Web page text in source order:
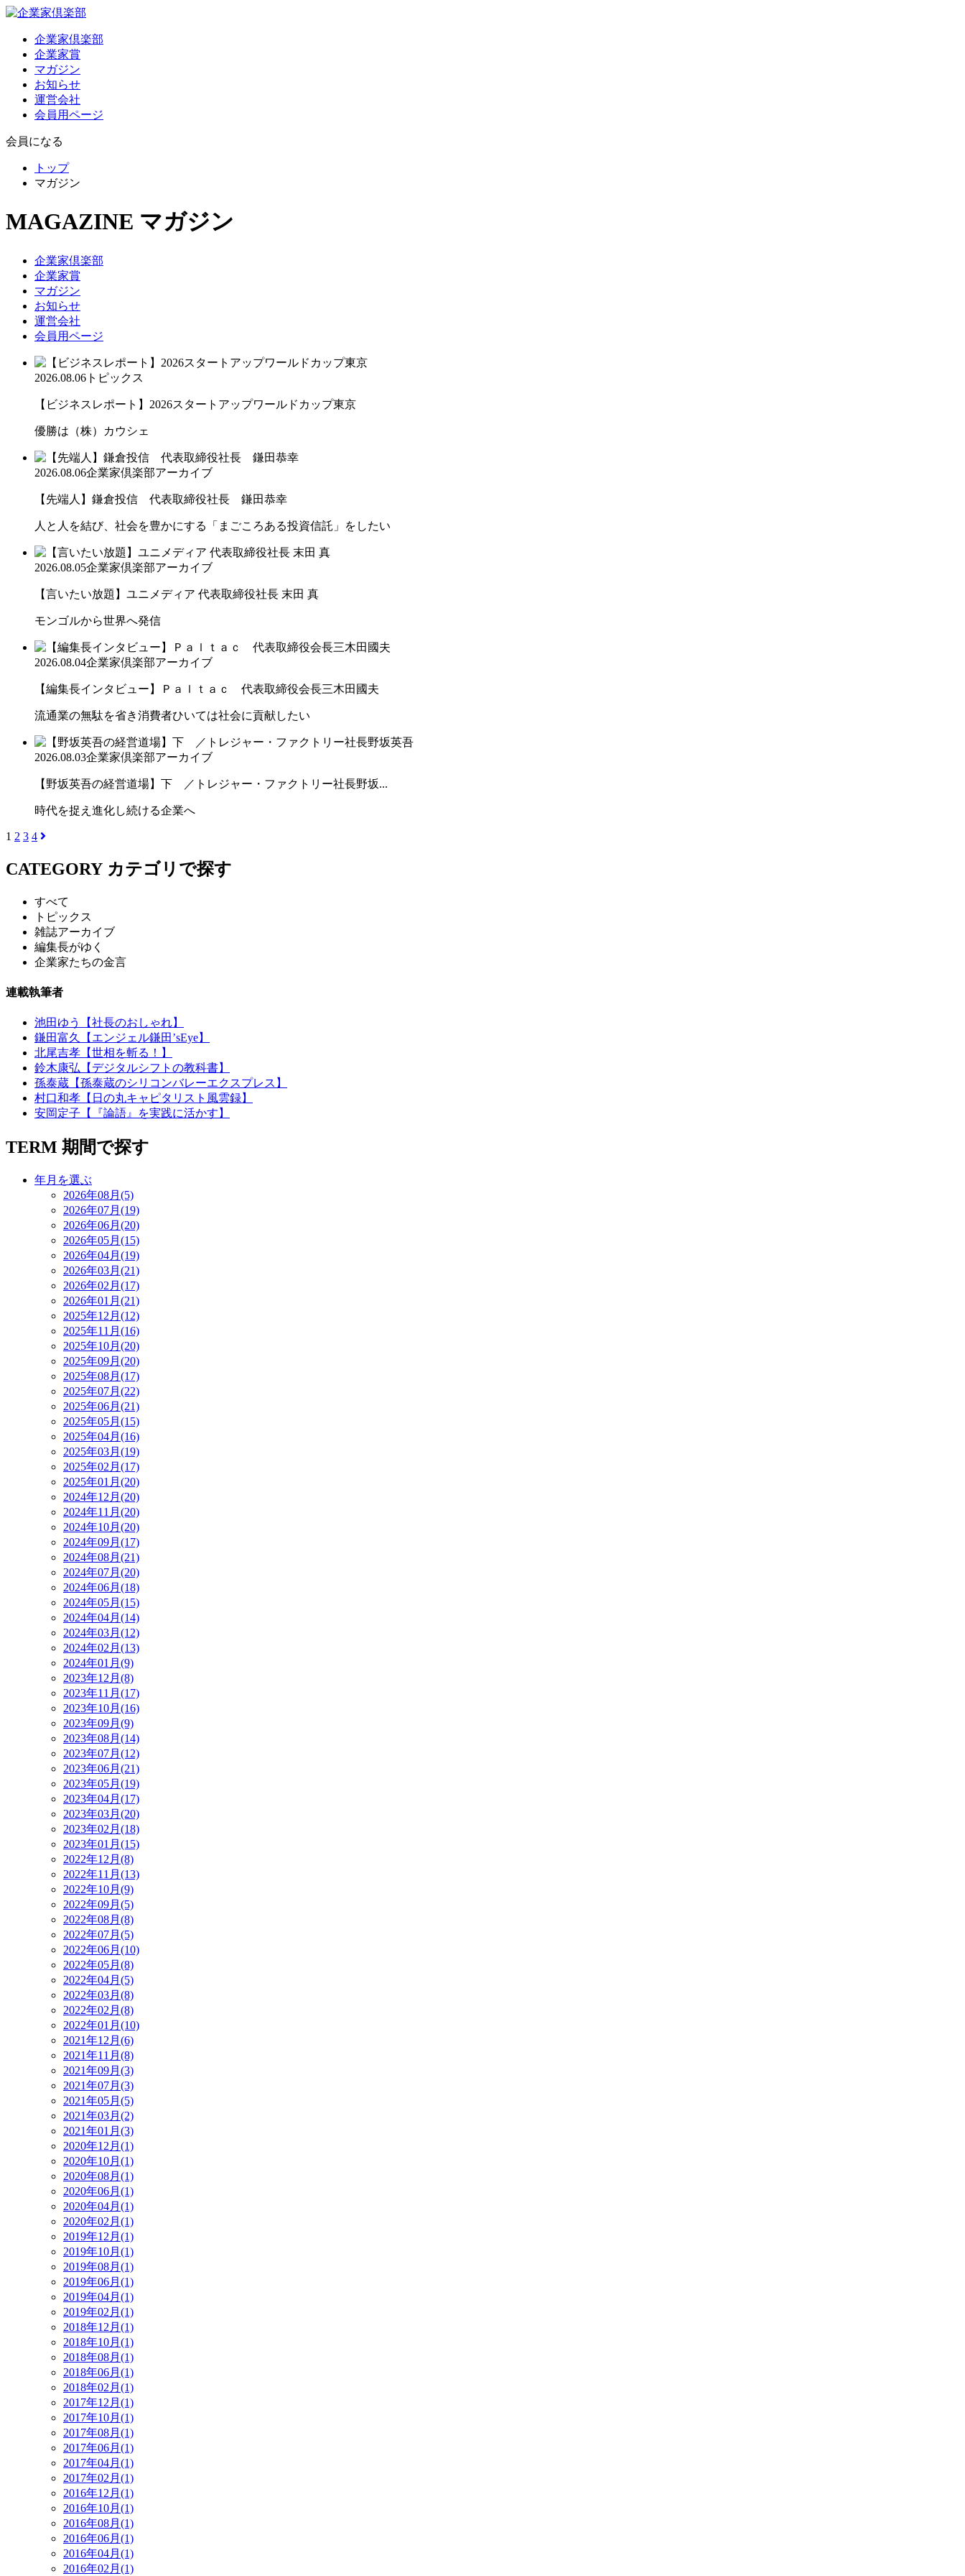
企業家倶楽部
企業家賞
マガジン
お知らせ
運営会社
会員用ページ
会員になる
トップ
マガジン
MAGAZINE マガジン
企業家倶楽部
企業家賞
マガジン
お知らせ
運営会社
会員用ページ
2026.08.06 トピックス
【ビジネスレポート】2026スタートアップワールドカップ東京
優勝は（株）カウシェ
2026.08.06企業家倶楽部アーカイブ
【先端人】鎌倉投信 代表取締役社長 鎌田恭幸
人と人を結び、社会を豊かにする「まごころある投資信託」をしたい
2026.08.05企業家倶楽部アーカイブ
【言いたい放題】ユニメディア 代表取締役社長 末田 真
モンゴルから世界へ発信
2026.08.04企業家倶楽部アーカイブ
【編集長インタビュー】Ｐａｌｔａｃ 代表取締役会長三木田國夫
流通業の無駄を省き消費者ひいては社会に貢献したい
2026.08.03企業家倶楽部アーカイブ
【野坂英吾の経営道場】下 ／トレジャー・ファクトリー社長野坂...
時代を捉え進化し続ける企業へ
1 2 3 4
CATEGORY カテゴリで探す
すべて
トピックス
雑誌アーカイブ
編集長がゆく
企業家たちの金言
連載執筆者
池田ゆう【社長のおしゃれ】
鎌田富久【エンジェル鎌田’sEye】
北尾吉孝【世相を斬る！】
鈴木康弘【デジタルシフトの教科書】
孫泰蔵【孫泰蔵のシリコンバレーエクスプレス】
村口和孝【日の丸キャピタリスト風雲録】
安岡定子【『論語』を実践に活かす】
TERM 期間で探す
年月を選ぶ
2026年08月(5)
2026年07月(19)
2026年06月(20)
2026年05月(15)
2026年04月(19)
2026年03月(21)
2026年02月(17)
2026年01月(21)
2025年12月(12)
2025年11月(16)
2025年10月(20)
2025年09月(20)
2025年08月(17)
2025年07月(22)
2025年06月(21)
2025年05月(15)
2025年04月(16)
2025年03月(19)
2025年02月(17)
2025年01月(20)
2024年12月(20)
2024年11月(20)
2024年10月(20)
2024年09月(17)
2024年08月(21)
2024年07月(20)
2024年06月(18)
2024年05月(15)
2024年04月(14)
2024年03月(12)
2024年02月(13)
2024年01月(9)
2023年12月(8)
2023年11月(17)
2023年10月(16)
2023年09月(9)
2023年08月(14)
2023年07月(12)
2023年06月(21)
2023年05月(19)
2023年04月(17)
2023年03月(20)
2023年02月(18)
2023年01月(15)
2022年12月(8)
2022年11月(13)
2022年10月(9)
2022年09月(5)
2022年08月(8)
2022年07月(5)
2022年06月(10)
2022年05月(8)
2022年04月(5)
2022年03月(8)
2022年02月(8)
2022年01月(10)
2021年12月(6)
2021年11月(8)
2021年09月(3)
2021年07月(3)
2021年05月(5)
2021年03月(2)
2021年01月(3)
2020年12月(1)
2020年10月(1)
2020年08月(1)
2020年06月(1)
2020年04月(1)
2020年02月(1)
2019年12月(1)
2019年10月(1)
2019年08月(1)
2019年06月(1)
2019年04月(1)
2019年02月(1)
2018年12月(1)
2018年10月(1)
2018年08月(1)
2018年06月(1)
2018年02月(1)
2017年12月(1)
2017年10月(1)
2017年08月(1)
2017年06月(1)
2017年04月(1)
2017年02月(1)
2016年12月(1)
2016年10月(1)
2016年08月(1)
2016年06月(1)
2016年04月(1)
2016年02月(1)